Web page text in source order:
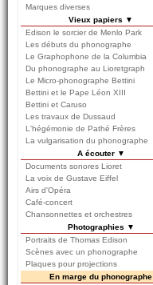
Marques diverses
Vieux papiers ▼
Edison le sorcier de Menlo Park
Les débuts du phonographe
Le Graphophone de la Columbia
Du phonographe au Lioretgraph
Le Micro-phonographe Bettini
Bettini et le Pape Léon XIII
Bettini et Caruso
Les travaux de Dussaud
L'hégémonie de Pathé Frères
La vulgarisation du phonographe
A écouter ▼
Documents sonores Lioret
La voix de Gustave Eiffel
Airs d'Opéra
Café-concert
Chansonnettes et orchestres
Photographies ▼
Portraits de Thomas Edison
Scènes avec un phonographe
Plaques pour projections
En marge du phonographe